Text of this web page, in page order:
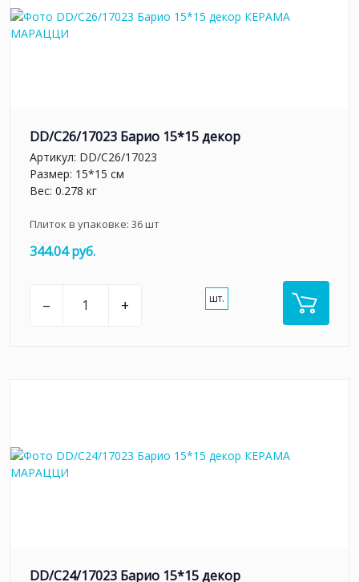
DD/C26/17023 Барио 15*15 декор
Артикул: DD/C26/17023
Размер: 15*15 см
Вес: 0.278 кг
Плиток в упаковке: 36шт
344.04 руб.
– + шт.
DD/C24/17023 Барио 15*15 декор